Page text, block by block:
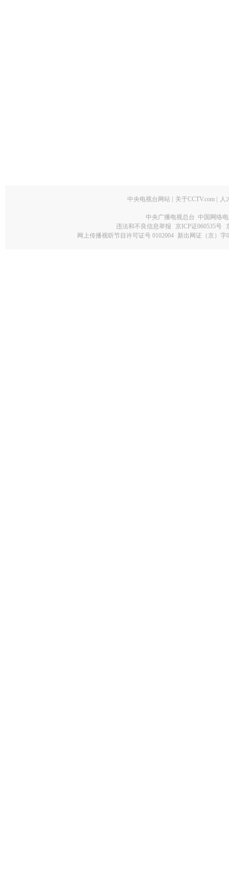
中央电视台网站 关于CCTV.com 人
中央广播电视总台 中国网络
违法和不良信息举报
京ICP证060535号
网上传播视听节目许可证号 0102004 新出网证（京）